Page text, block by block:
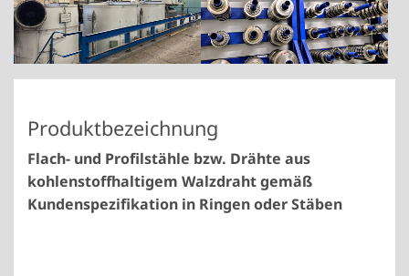
Produktbezeichnung
Flach- und Profilstähle bzw. Drähte aus
kohlenstoffhaltigem Walzdraht gemäß
Kundenspezifikation in Ringen oder Stäben